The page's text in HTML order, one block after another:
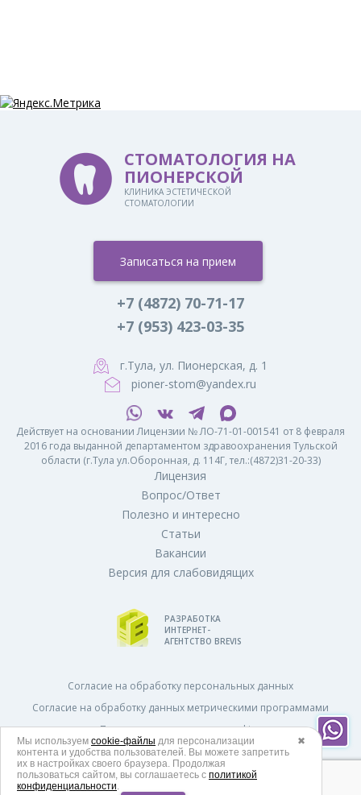
СТОМАТОЛОГИЯ НА
ПИОНЕРСКОЙ
КЛИНИКА ЭСТЕТИЧЕСКОЙ
СТОМАТОЛОГИИ
Записаться на прием
+7 (4872) 70-71-17
+7 (953) 423-03-35
г.Тула, ул. Пионерская, д. 1
pioner-stom@yandex.ru
Действует на основании Лицензии № ЛО-71-01-001541 от 8 февраля
2016 года выданной департаментом здравоохранения Тульской
области (г.Тула ул.Оборонная, д. 114Г, тел.:(4872)31-20-33)
Лицензия
Вопрос/Ответ
Полезно и интересно
Статьи
Вакансии
Версия для слабовидящих
РАЗРАБОТКА
ИНТЕРНЕТ-
АГЕНТСТВО BREVIS
Согласие на обработку персональных данных
Согласие на обработку данных метрическими программами
Политика использования cookies
Политика в отношении обработки персональных данных
Согласие на получение рекламных и информационных рассылок
✖
Мы используем cookie-файлы для персонализации
контента и удобства пользователей. Вы можете запретить
их в настройках своего браузера. Продолжая
пользоваться сайтом, вы соглашаетесь с политикой
конфиденциальности.